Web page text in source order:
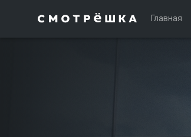
Главная